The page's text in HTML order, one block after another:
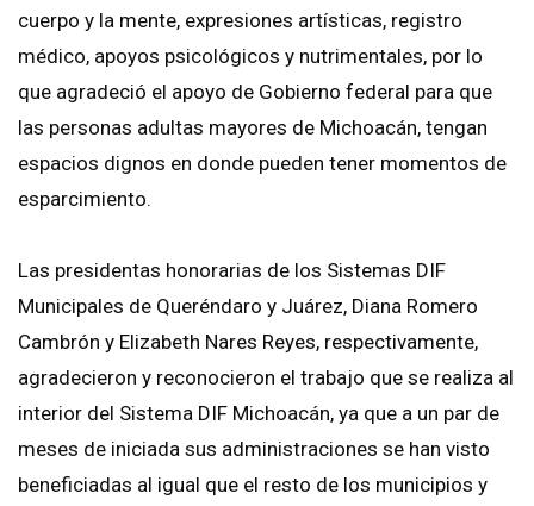
cuerpo y la mente, expresiones artísticas, registro
médico, apoyos psicológicos y nutrimentales, por lo
que agradeció el apoyo de Gobierno federal para que
las personas adultas mayores de Michoacán, tengan
espacios dignos en donde pueden tener momentos de
esparcimiento.
Las presidentas honorarias de los Sistemas DIF
Municipales de Queréndaro y Juárez, Diana Romero
Cambrón y Elizabeth Nares Reyes, respectivamente,
agradecieron y reconocieron el trabajo que se realiza al
interior del Sistema DIF Michoacán, ya que a un par de
meses de iniciada sus administraciones se han visto
beneficiadas al igual que el resto de los municipios y